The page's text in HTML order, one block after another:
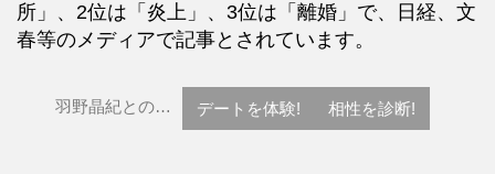
所」、2位は「炎上」、3位は「離婚」で、日経、文
春等のメディアで記事とされています。
羽野晶紀との… デートを体験! 相性を診断!